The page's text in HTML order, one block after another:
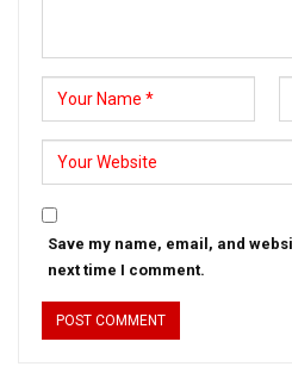
Save my name, email, and
next time I comment.